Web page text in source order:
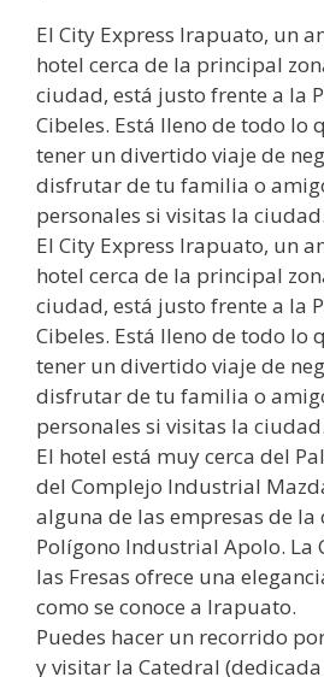
El City Express Irapuato, un
hotel cerca de la principal
ciudad, está justo frente a la
Cibeles. Está lleno de todo lo
tener un divertido viaje de
disfrutar de tu familia o
personales si visitas la ciudad.
El City Express Irapuato, un
hotel cerca de la principal
ciudad, está justo frente a la
Cibeles. Está lleno de todo lo
tener un divertido viaje de
disfrutar de tu familia o
personales si visitas la ciudad.
El hotel está muy cerca del
del Complejo Industrial
alguna de las empresas de la
Polígono Industrial Apolo. La
las Fresas ofrece una
como se conoce a Irapuato.
Puedes hacer un recorrido
y visitar la Catedral